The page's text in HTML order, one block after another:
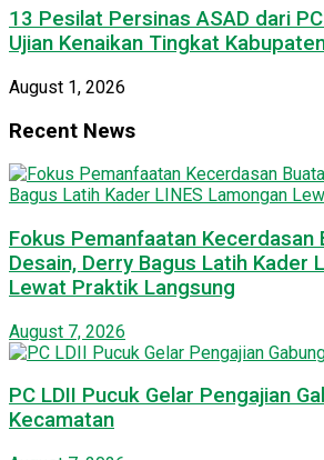
13 Pesilat Persinas ASAD dari
Ujian Kenaikan Tingkat
August 1, 2026
Recent News
Fokus Pemanfaatan Kecerdasan
Desain, Derry Bagus Latih Kader
Lewat Praktik Langsung
August 7, 2026
PC LDII Pucuk Gelar Pengajian
Kecamatan